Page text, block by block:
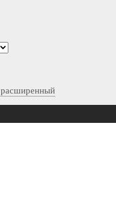
расширенный